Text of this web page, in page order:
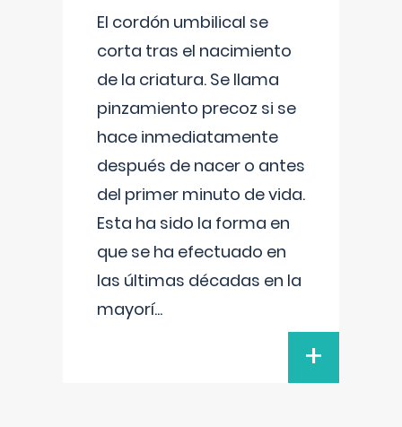
El cordón umbilical se
corta tras el nacimiento
de la criatura. Se llama
pinzamiento precoz si se
hace inmediatamente
después de nacer o antes
del primer minuto de vida.
Esta ha sido la forma en
que se ha efectuado en
las últimas décadas en la
mayorí...
+